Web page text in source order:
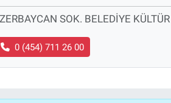
SOK. BELEDİYE
0 (454) 711 26 00